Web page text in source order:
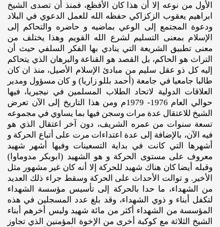
الأول من نوعه إلا أن هذا كان الأفظع، فمنذ أن تصدى الشيخ
ابراهيم يعقوب الزكزاكي حفظه الله للعمل الدعوي في البلاد
ودعوة المجتمع إلى الوعي بماضيه و حاضره والتحاكم إلى
الإسلام بمعنى التسليم لشرع الله القويم وهذا يختلف من
معنى تطبيق الشريعة التي ينادي بها الفكر السلفي حيث أن
التراث هو الحاكم، بل القصد هو القناعة والبرهان الذي يتحاكم
إليه كل ذو عقل سليم من مبادئ الإسلام الأصيل، منذ ان كان
طالبا جامعيا في جامعة (أحمد بللو زاريا) و كان مسؤول ومدير
العلاقات الدولية لاتحاد الطلاب المسلمين في نيجيريا، فيها
حوالي العام 1976- 1979م ومن هذا التاريخ إلى الآن تعرض
الشيخ للاعتقال عدة مرات وسجن فيها بما يساوي في مجموعه
تسعة سنوات من عمره الشريف، دون آخر اعتقال الذي هو
فيه الآن، بالإضافة إلى عدة اعتداءات مرت على أتباع الحركة و
أشهرها التي كانت في بداية التسعينات وفيها أشهر شهيد
معروف على مستوى الحركة و هو الشهيد (ابوبكر مدوماوا)
وقبله أيضا كان هناك شهيد للحركة إلا أنه كان غير مشهور مثل
الأخير. و توالت الأحداث على الحركة وسقط جراء ذلك العديد
من الشهداء، ما حدا بالحركة إلى تأسيس مؤسسة الشهداء
لتكفل أبناء و ذوي الشهداء، وقد بلغ عدد المسجلين في هذه
المؤسسة من الشهداء أكثر من مائة شهيد وليس أخرهم أبناء
الشيخ الثلاثة مع كوكبة أخرى من الإخوة المؤمنين الذي تجاوز